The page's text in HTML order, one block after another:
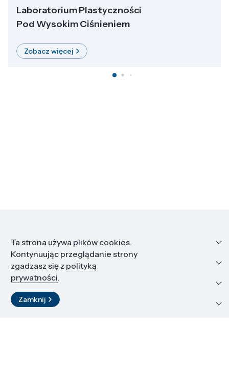
Laboratorium Plastyczności
Pod Wysokim Ciśnieniem
Zobacz więcej
Informacje
Edukacja i kariera
Zasoby i materiały
Kontakt
Ta strona używa plików cookies.
Kontynuując przeglądanie strony
zgadzasz się z polityką
prywatności.
Zamknij